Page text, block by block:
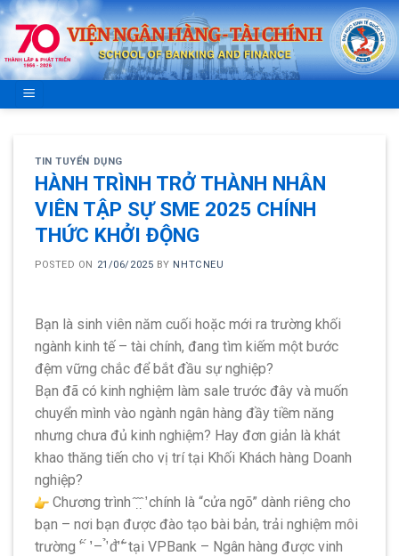
Skip
content
TIN TUYỂN DỤNG
HÀNH TRÌNH TRỞ THÀNH NHÂN
VIÊN TẬP SỰ SME 2025 CHÍNH
THỨC KHỞI ĐỘNG
POSTED ON 21/06/2025 BY NHTCNEU
Bạn là sinh viên năm cuối hoặc mới ra trường khối
ngành kinh tế – tài chính, đang tìm kiếm một bước
đệm vững chắc để bắt đầu sự nghiệp?
Bạn đã có kinh nghiệm làm sale trước đây và muốn
chuyển mình vào ngành ngân hàng đầy tiềm năng
nhưng chưa đủ kinh nghiệm? Hay đơn giản là khát
khao thăng tiến cho vị trí tại Khối Khách hàng Doanh
nghiệp?
Chương trình ̂ ̂ ̣̂ ̛̣ chính là “cửa ngõ” dành riêng cho
bạn – nơi bạn được đào tạo bài bản, trải nghiệm môi
trường ̛̣ ̂́ ́ ̛̛ – ̛̉ đ̛̛̀ ̛̃ ̆́ tại VPBank – Ngân hàng được vinh